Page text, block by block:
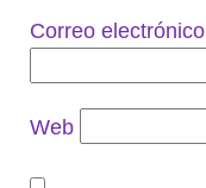
Correo electrónico
Web